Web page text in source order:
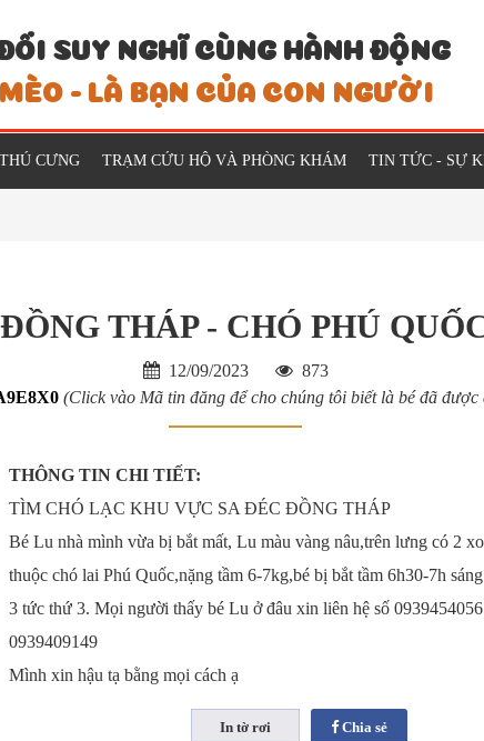
SUY NGHĨ CÙNG HÀNH ĐỘNG
- LÀ BẠN CỦA CON NGƯỜI
CƯNG TRẠM CỨU HỘ VÀ PHÒNG KHÁM TIN TỨC - SỰ
THÁP - CHÓ PHÚ
12/09/2023
873
(Click vào Mã tin đăng để cho chúng tôi biết là bé đã được
THÔNG TIN CHI TIẾT:
TÌM CHÓ LẠC KHU VỰC SA ĐÉC ĐỒNG THÁP
Bé Lu nhà mình vừa bị bắt mất, Lu màu vàng nâu,trên lưng có 2
thuộc chó lai Phú Quốc,nặng tầm 6-7kg,bé bị bắt tầm 6h30-7h
3 tức thứ 3. Mọi người thấy bé Lu ở đâu xin liên hệ số 0939454056
0939409149
Mình xin hậu tạ bằng mọi cách ạ
Chia sẻ